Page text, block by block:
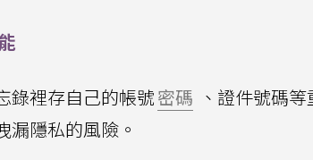
錄裡存自己的帳號密碼 、證件號碼
漏隱私的風險。